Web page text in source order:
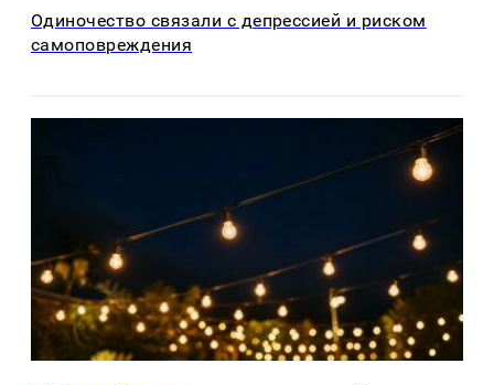
Одиночество связали с депрессией и риском
самоповреждения